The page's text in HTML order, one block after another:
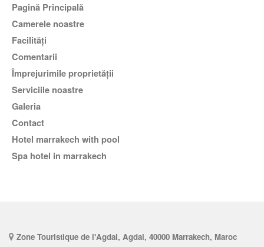
Pagină Principală
Camerele noastre
Facilităţi
comentarii
Împrejurimile proprietății
Serviciile noastre
Galeria
Contact
hotel marrakech with pool
spa hotel in marrakech
Zone Touristique de l'Agdal, Agdal, 40000 Marrakech, Maroc